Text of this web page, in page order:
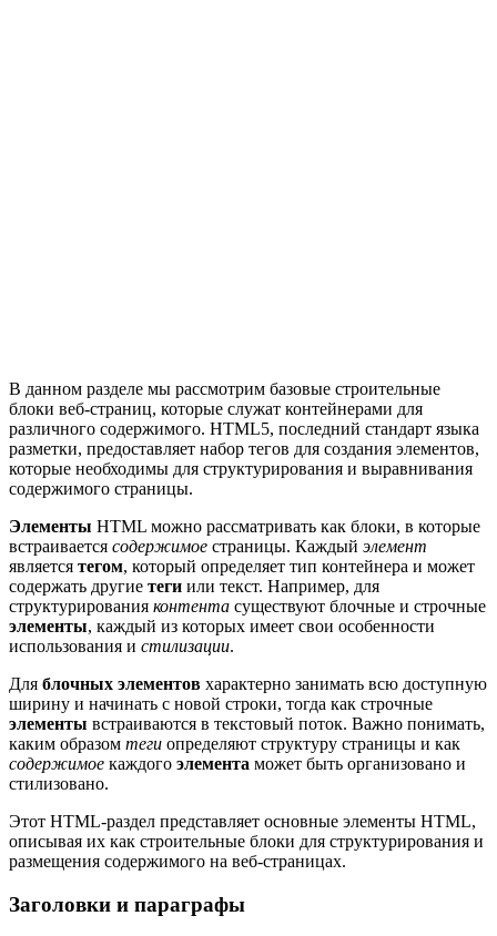
В данном разделе мы рассмотрим базовые строительные
блоки веб-страниц, которые служат контейнерами для
различного содержимого. HTML5, последний стандарт языка
разметки, предоставляет набор тегов для создания элементов,
которые необходимы для структурирования и выравнивания
содержимого страницы.
Элементы HTML можно рассматривать как блоки, в которые
встраивается содержимое страницы. Каждый элемент
является тегом, который определяет тип контейнера и может
содержать другие теги или текст. Например, для
структурирования контента существуют блочные и строчные
элементы, каждый из которых имеет свои особенности
использования и стилизации.
Для блочных элементов характерно занимать всю доступную
ширину и начинать с новой строки, тогда как строчные
элементы встраиваются в текстовый поток. Важно понимать,
каким образом теги определяют структуру страницы и как
содержимое каждого элемента может быть организовано и
стилизовано.
Этот HTML-раздел представляет основные элементы HTML,
описывая их как строительные блоки для структурирования и
размещения содержимого на веб-страницах.
Заголовки и параграфы